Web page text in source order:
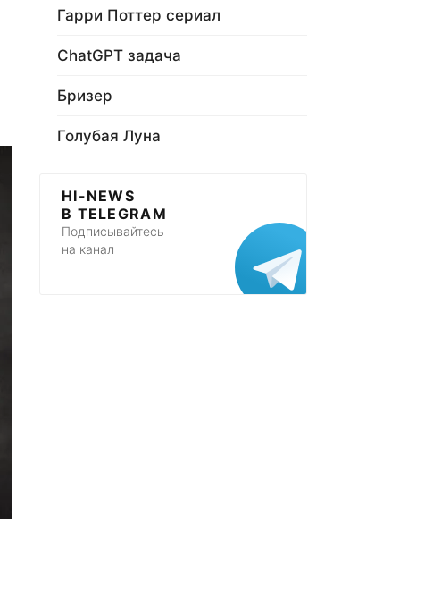
Гарри Поттер сериал
ChatGPT задача
Бризер
Голубая Луна
HI-NEWS
В TELEGRAM
Подписывайтесь
на канал